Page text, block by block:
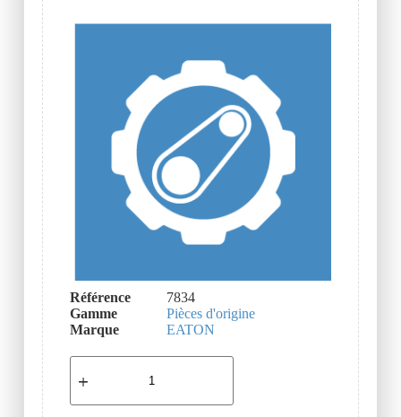
Référence
7834
Gamme
Pièces d'origine
Marque
EATON